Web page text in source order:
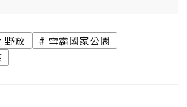
野放
雪霸國家公園